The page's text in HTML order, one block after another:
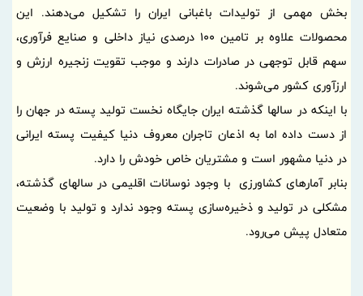
بخش مهمی از تولیدات باغبانی ایران را تشکیل می‌دهند. این
محصولات علاوه بر تامین 100 درصدی نیاز داخلی و صنایع فرآوری،
سهم قابل توجهی در صادرات دارند و موجب تقویت زنجیره ارزش و
ارزآوری کشور می‌شوند.
با اینکه در سالها گذشته ایران جایگاه نخست تولید پسته در جهان را
از دست داده اما به اذعان تاجران معروف دنیا کیفیت پسته ایرانی
در دنیا مشهور است و مشتریان خاص خودش را دارد.
بنابر آمارهای کشاورزی با وجود نوسانات اقلیمی در سالهای گذشته،
مشکلی در تولید و ذخیره‌سازی پسته وجود ندارد و تولید با وضعیت
متعادل پیش می‌رود.